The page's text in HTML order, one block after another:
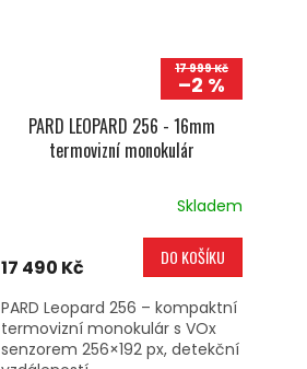
17 999 Kč
–2 %
PARD LEOPARD 256 - 16mm
termovizní monokulár
Skladem
17 490 Kč DO KOŠÍKU
PARD Leopard 256 – kompaktní
termovizní monokulár s VOx
senzorem 256×192 px, detekční